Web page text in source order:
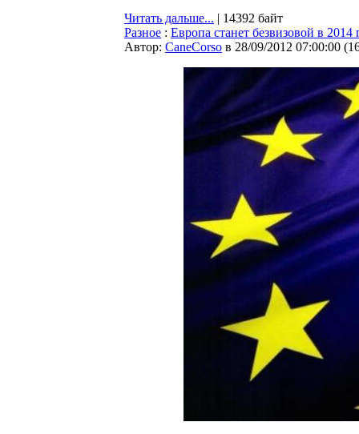
Читать дальше... | 14392 байт
Разное : Европа станет безвизовой в 2014
Автор: CaneCorso в 28/09/2012 07:00:00 (